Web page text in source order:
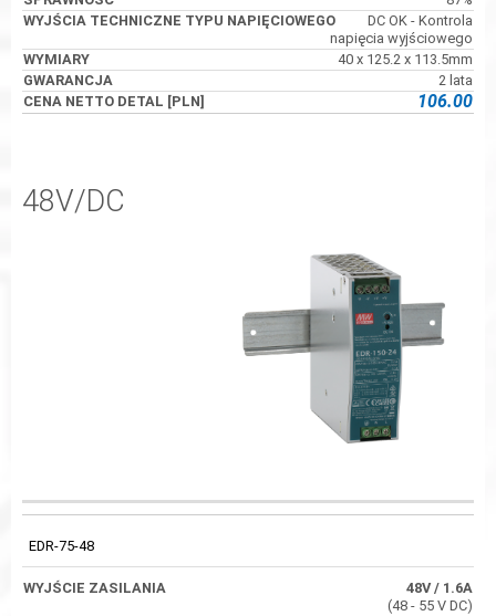
DC OK - Kontrola
napięcia wyjściowego
40 x 125.2 x 113.5mm
2 lata
106.00
48V/DC
WYJŚCIE
WYJŚCIA
TECHNICZNE
EDR-75-48
48V/ 1.6A
(48 - 55 V DC)